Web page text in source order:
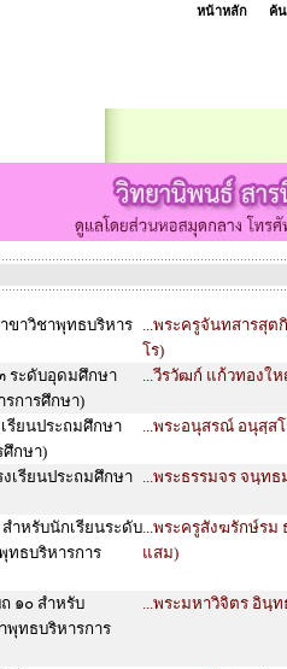
หน้าหลัก ค้
ขาวิชาพุทธบริหาร ...พระครูจันทสารสุต
โร)
ระดับอุดมศึกษา
การศึกษา)
...วีรวัฒก์ แก้วทองใ
รียนประถมศึกษา
ศึกษา)
...พระอนุสรณ์ อนุสฺส
เรียนประถมศึกษา ...พระธรรมจร จนฺทธ
ำหรับนักเรียนระดับ
ทธบริหารการ
...พระครูสังฆรักษ์รม
แสม)
๑๐ สำหรับ
พุทธบริหารการ
...พระมหาวิจิตร อินฺ